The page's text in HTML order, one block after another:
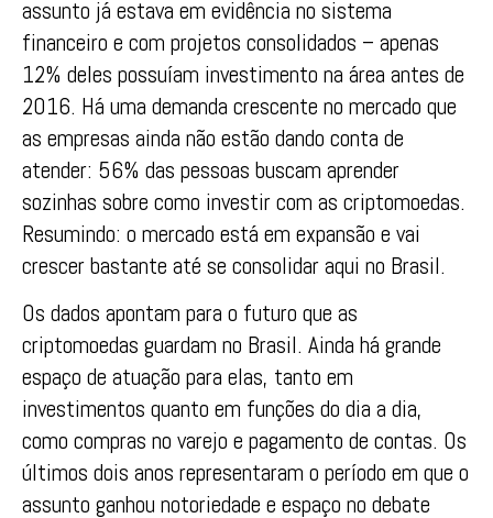
assunto já estava em evidência no sistema
financeiro e com projetos consolidados – apenas
12% deles possuíam investimento na área antes de
2016. Há uma demanda crescente no mercado que
as empresas ainda não estão dando conta de
atender: 56% das pessoas buscam aprender
sozinhas sobre como investir com as criptomoedas.
Resumindo: o mercado está em expansão e vai
crescer bastante até se consolidar aqui no Brasil.
Os dados apontam para o futuro que as
criptomoedas guardam no Brasil. Ainda há grande
espaço de atuação para elas, tanto em
investimentos quanto em funções do dia a dia,
como compras no varejo e pagamento de contas. Os
últimos dois anos representaram o período em que o
assunto ganhou notoriedade e espaço no debate